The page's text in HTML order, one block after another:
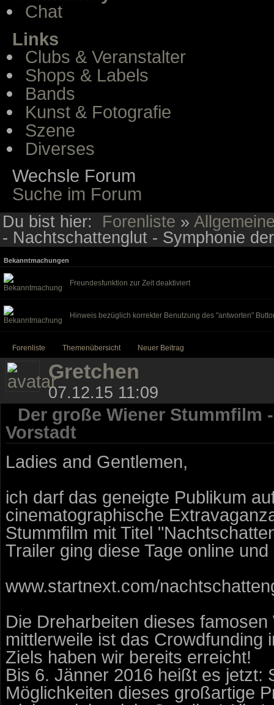
Chat
Links
Clubs & Veranstalter
Shops & Labels
Bands
Kunst & Fotografie
Szene
Diverses
Wechsle Forum
Suche im Forum
Du bist hier: Forenliste »
- Nachtschattenglut - Symphonie
Bekanntmachungen
Freundesfunktion zur Zeit deaktiviert
Hinweis bezüglich korrekter Benutzung des "antworten"
Forenliste Themenübersicht Neuer Beitrag
Gretchen
07.12.15 11:09
Der große Wiener Stummfilm
Vorstadt
Ladies and Gentlemen,
ich darf das geneigte Publikum
cinematographische
Stummfilm mit Titel
Trailer ging diese Tage online
www.startnext.com/
Die Dreharbeiten dieses
mittlerweile ist das Crowdfunding
Ziels haben wir bereits erreicht!
Bis 6. Jänner 2016 heißt es jetzt:
Möglichkeiten dieses großartige